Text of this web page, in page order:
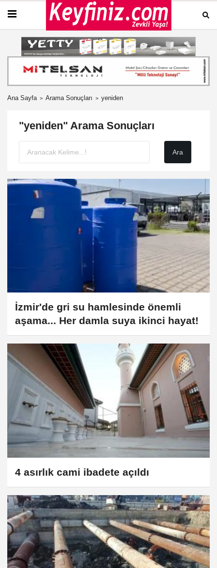
Ana Sayfa Arama Sonuçları yeniden
"yeniden" Arama Sonuçları
İzmir'de gri su hamlesinde önemli
aşama... Her damla suya ikinci hayat!
4 asırlık cami ibadete açıldı